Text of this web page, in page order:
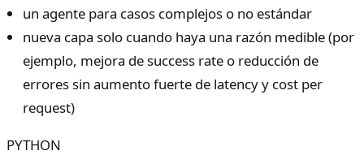
un agente para casos complejos o no estándar
nueva capa solo cuando haya una razón medible (por
ejemplo, mejora de success rate o reducción de
errores sin aumento fuerte de latency y cost per
request)
PYTHON